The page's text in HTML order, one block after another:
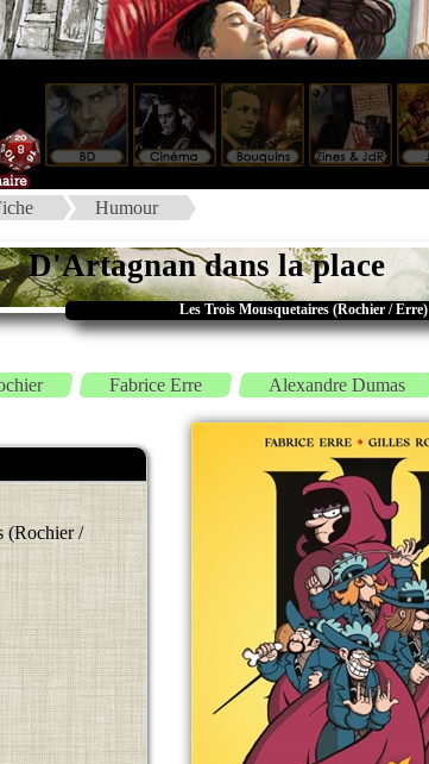
Humour
D'Artagnan dans la place
Les Trois Mousquetaires (Rochier / Erre)
Fabrice Erre Alexandre Dumas
(Rochier /